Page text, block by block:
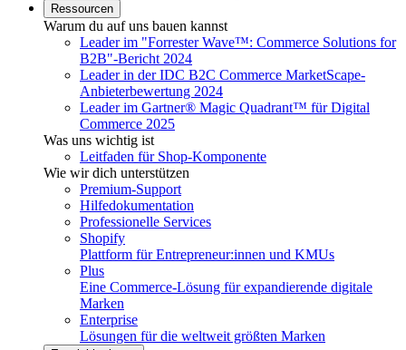
Ressourcen
Warum du auf uns bauen kannst
Leader im "Forrester Wave™: Commerce Solutions for
B2B"-Bericht 2024
Leader in der IDC B2C Commerce MarketScape-
Anbieterbewertung 2024
Leader im Gartner® Magic Quadrant™ für Digital
Commerce 2025
Was uns wichtig ist
Leitfaden für Shop-Komponente
Wie wir dich unterstützen
Premium-Support
Hilfedokumentation
Professionelle Services
Shopify
Plattform für Entrepreneur:innen und KMUs
Plus
Eine Commerce-Lösung für expandierende digitale
Marken
Enterprise
Lösungen für die weltweit größten Marken